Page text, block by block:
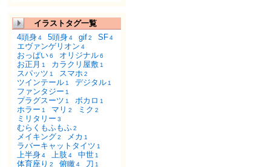
イラストタグ一覧
4頭身4 5頭身4 gif2 SF4
エヴァンゲリオン 4
おっぱい6 オリジナル6
お正月 1 カラクリ屋敷 1
スパッツ 1 スマホ 2
ツインテール 1 デジタル 1
ファンタジー 1
プラグスーツ 1 ボカロ 1
ホラー 1 マリ 2 ミク 2
ミリタリー 3
むらくもふもふ2
メイキング2 メカ 1
ラバーキャットタイツ 1
上半身4 上肢 4 中世 1
体育座り 2 俯瞰4 刀 1